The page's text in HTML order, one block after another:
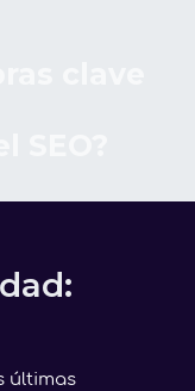
últimas